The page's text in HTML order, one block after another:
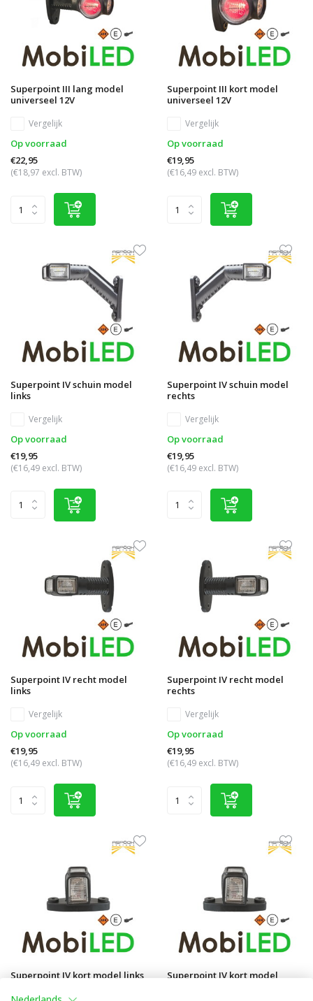
Superpoint III lang model
universeel 12V
Vergelijk
Op voorraad
€22,95
(€18,97 excl. BTW)
Superpoint III kort model
universeel 12V
Vergelijk
Op voorraad
€19,95
(€16,49 excl. BTW)
Superpoint IV schuin model
links
Vergelijk
Op voorraad
€19,95
(€16,49 excl. BTW)
Superpoint IV schuin model
rechts
Vergelijk
Op voorraad
€19,95
(€16,49 excl. BTW)
Superpoint IV recht model
links
Vergelijk
Op voorraad
€19,95
(€16,49 excl. BTW)
Superpoint IV recht model
rechts
Vergelijk
Op voorraad
€19,95
(€16,49 excl. BTW)
Superpoint IV kort model links
Vergelijk
Superpoint IV kort model